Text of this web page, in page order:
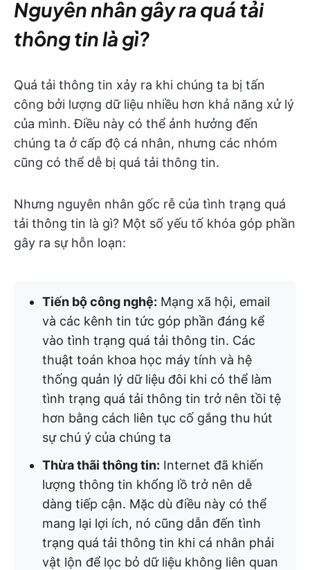
Nguyên nhân gây ra quá tải
thông tin là gì?
Quá tải thông tin xảy ra khi chúng ta bị tấn
công bởi lượng dữ liệu nhiều hơn khả năng xử lý
của mình. Điều này có thể ảnh hưởng đến
chúng ta ở cấp độ cá nhân, nhưng các nhóm
cũng có thể dễ bị quá tải thông tin.
Nhưng nguyên nhân gốc rễ của tình trạng quá
tải thông tin là gì? Một số yếu tố khóa góp phần
gây ra sự hỗn loạn:
Tiến bộ công nghệ: Mạng xã hội, email
và các kênh tin tức góp phần đáng kể
vào tình trạng quá tải thông tin. Các
thuật toán khoa học máy tính và hệ
thống quản lý dữ liệu đôi khi có thể làm
tình trạng quá tải thông tin trở nên tồi tệ
hơn bằng cách liên tục cố gắng thu hút
sự chú ý của chúng ta
Thừa thãi thông tin: Internet đã khiến
lượng thông tin khổng lồ trở nên dễ
dàng tiếp cận. Mặc dù điều này có thể
mang lại lợi ích, nó cũng dẫn đến tình
trạng quá tải thông tin khi cá nhân phải
vật lộn để lọc bỏ dữ liệu không liên quan